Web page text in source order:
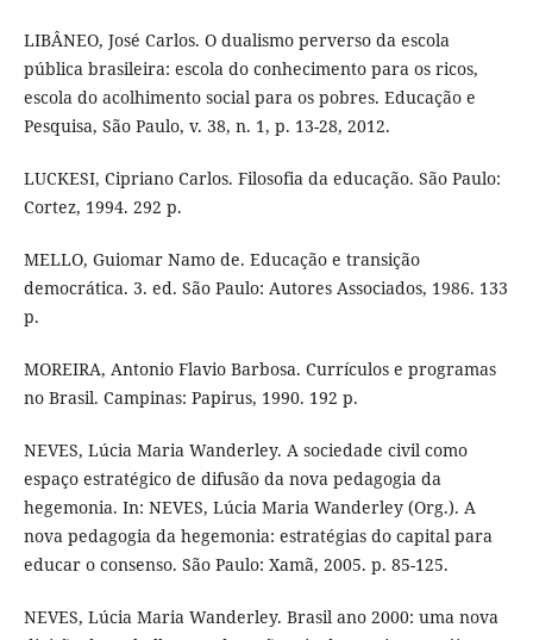
LIBÂNEO, José Carlos. O dualismo perverso da escola
pública brasileira: escola do conhecimento para os ricos,
escola do acolhimento social para os pobres. Educação e
Pesquisa, São Paulo, v. 38, n. 1, p. 13-28, 2012.
LUCKESI, Cipriano Carlos. Filosofia da educação. São Paulo:
Cortez, 1994. 292 p.
MELLO, Guiomar Namo de. Educação e transição
democrática. 3. ed. São Paulo: Autores Associados, 1986. 133
p.
MOREIRA, Antonio Flavio Barbosa. Currículos e programas
no Brasil. Campinas: Papirus, 1990. 192 p.
NEVES, Lúcia Maria Wanderley. A sociedade civil como
espaço estratégico de difusão da nova pedagogia da
hegemonia. In: NEVES, Lúcia Maria Wanderley (Org.). A
nova pedagogia da hegemonia: estratégias do capital para
educar o consenso. São Paulo: Xamã, 2005. p. 85-125.
NEVES, Lúcia Maria Wanderley. Brasil ano 2000: uma nova